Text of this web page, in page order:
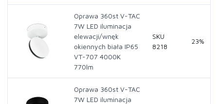
Oprawa 360st V-TAC
7W LED iluminacja
elewacji/wnęk
okiennych biała IP65
VT-707 4000K
770lm
SKU
8218
23%
Oprawa 360st V-TAC
7W LED iluminacja